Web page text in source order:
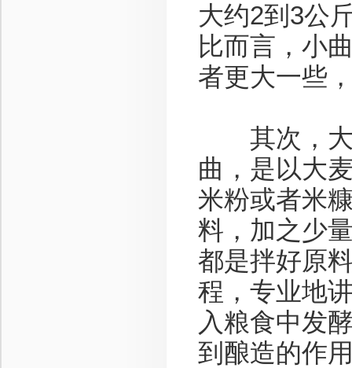
大约2到3公
比而言，小
者更大一些
其次，大
曲，是以大
米粉或者米
料，加之少
都是拌好原
程，专业地
入粮食中发
到酿造的作